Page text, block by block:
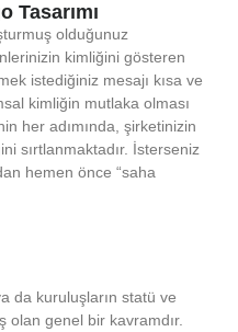
Tasarımı
olduğunuz
kimliğini gösteren
istediğiniz mesajı kısa ve
kimliğin mutlaka olması
her adımında, şirketinizin
sırtlanmaktadır. İsterseniz
hemen önce “saha
da kuruluşların statü ve
olan genel bir kavramdır.